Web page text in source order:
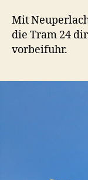
Mit
die Tram 24
vorbeifuhr.